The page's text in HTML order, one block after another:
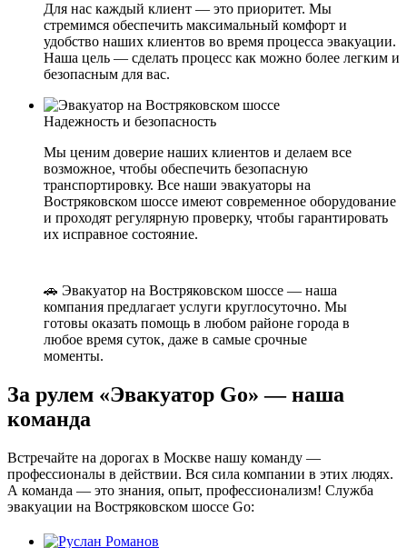
Для нас каждый клиент — это приоритет. Мы
стремимся обеспечить максимальный комфорт и
удобство наших клиентов во время процесса эвакуации.
Наша цель — сделать процесс как можно более легким и
безопасным для вас.
Надежность и безопасность
Мы ценим доверие наших клиентов и делаем все
возможное, чтобы обеспечить безопасную
транспортировку. Все наши эвакуаторы на
Востряковском шоссе имеют современное оборудование
и проходят регулярную проверку, чтобы гарантировать
их исправное состояние.
🚗 Эвакуатор на Востряковском шоссе — наша
компания предлагает услуги круглосуточно. Мы
готовы оказать помощь в любом районе города в
любое время суток, даже в самые срочные
моменты.
За рулем «Эвакуатор Go» — наша
команда
Встречайте на дорогах в Москве нашу команду —
профессионалы в действии. Вся сила компании в этих людях.
А команда — это знания, опыт, профессионализм! Служба
эвакуации на Востряковском шоссе Go: